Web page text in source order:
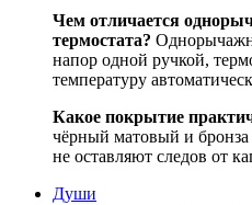
Чем отличается
термостата?
напор одной ручкой,
температуру
Какое покрытие
чёрный матовый и
не оставляют следов от
Души